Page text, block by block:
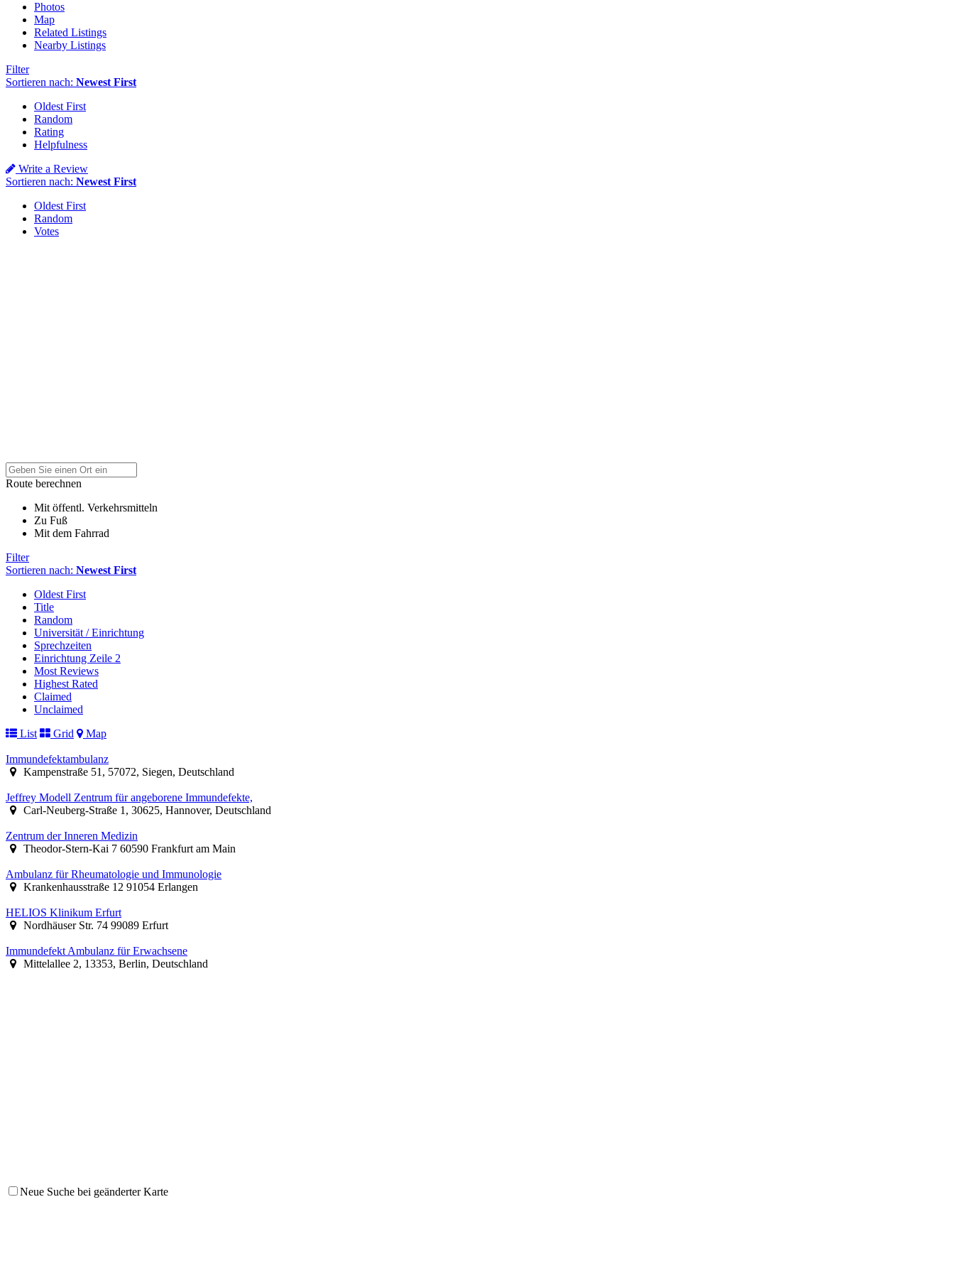
Photos
Map
Related Listings
Nearby Listings
Filter
Sortieren nach: Newest First
Oldest First
Random
Rating
Helpfulness
Write a Review
Sortieren nach: Newest First
Oldest First
Random
Votes
Route berechnen
Mit öffentl. Verkehrsmitteln
Zu Fuß
Mit dem Fahrrad
Filter
Sortieren nach: Newest First
Oldest First
Title
Random
Universität / Einrichtung
Sprechzeiten
Einrichtung Zeile 2
Most Reviews
Highest Rated
Claimed
Unclaimed
List
Grid Map
Immundefektambulanz
Kampenstraße 51, 57072, Siegen, Deutschland
Jeffrey Modell Zentrum für angeborene Immundefekte,
Carl-Neuberg-Straße 1, 30625, Hannover, Deutschland
Zentrum der Inneren Medizin
Theodor-Stern-Kai 7 60590 Frankfurt am Main
Ambulanz für Rheumatologie und Immunologie
Krankenhausstraße 12 91054 Erlangen
HELIOS Klinikum Erfurt
Nordhäuser Str. 74 99089 Erfurt
Immundefekt Ambulanz für Erwachsene
Mittelallee 2, 13353, Berlin, Deutschland
Neue Suche bei geänderter Karte